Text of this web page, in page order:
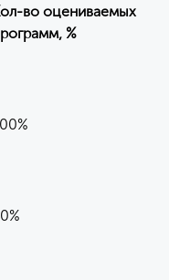
во оцениваемых
%